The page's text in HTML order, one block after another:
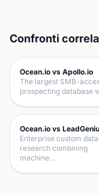
Confronti
Ocean.io vs Apollo.io
The largest SMB-
prospecting database
Ocean.io vs
Enterprise custom data
research combining
machine…